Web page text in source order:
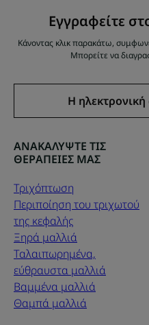
Εγγραφείτε
Κάνοντας κλικ παρακάτω,
Μπορείτε να
Η
ΑΝΑΚΑΛΥΨΤΕ ΤΙΣ
ΘΕΡΑΠΕΙΕΣ ΜΑΣ
Τριχόπτωση
Περιποίηση του τριχωτού
της κεφαλής
Ξηρά μαλλιά
Ταλαιπωρημένα,
εύθραυστα μαλλιά
Βαμμένα μαλλιά
Θαμπά μαλλιά